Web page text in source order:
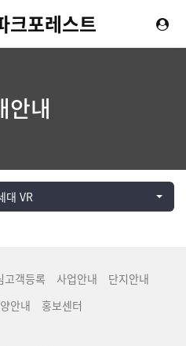
크포레스트
안내
대 VR
고객등록 사업안내
단지안내
안내 홍보센터